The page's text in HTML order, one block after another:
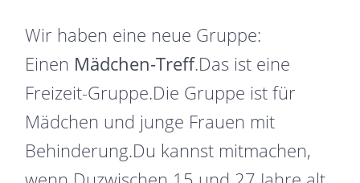
Wir haben eine neue Gruppe:
Einen Mädchen-Treff.Das ist eine
Freizeit-Gruppe.Die Gruppe ist für
Mädchen und junge Frauen mit
Behinderung.Du kannst mitmachen,